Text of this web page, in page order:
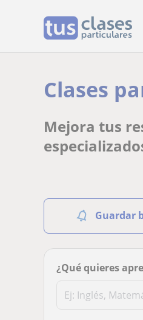
Clases
Mejora tus
Guardar
¿Qué quieres